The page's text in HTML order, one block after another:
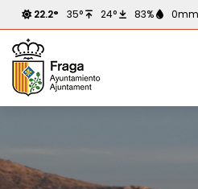
35° 24°
22.2° 0mm
83%